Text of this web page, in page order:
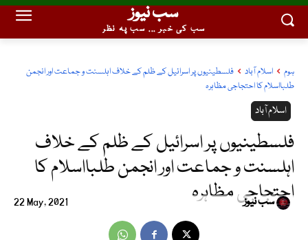
سب نیوز
سب کی خبر ... سب پہ نظر
ہوم اسلام آباد
فلسطینیوں پر اسرائیل کے ظلم کے خلاف اہلسنت و جماعت اور انجمن
طلبااسلام کا احتجاجی مظاہرہ
اسلام آباد
فلسطینیوں پر اسرائیل کے ظلم کے خلاف
اہلسنت و جماعت اور انجمن طلبااسلام کا
احتجاجی مظاہرہ
22 May, 2021 سب نیوز